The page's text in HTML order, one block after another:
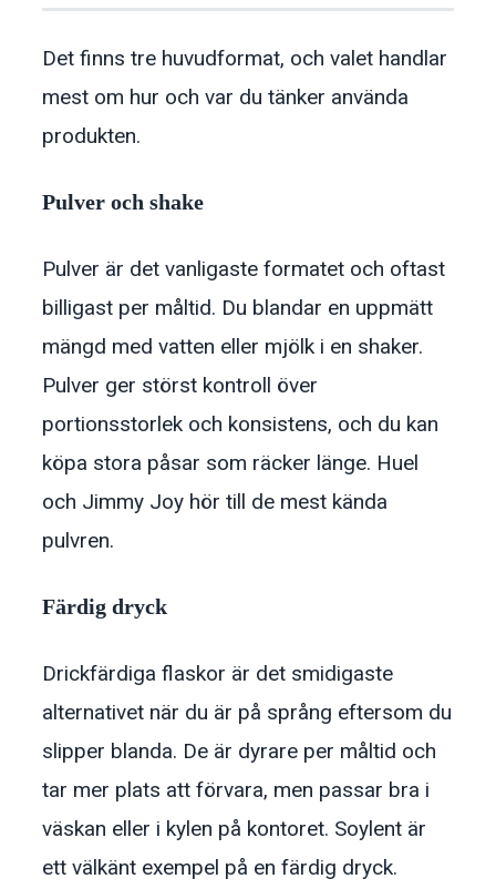
Det finns tre huvudformat, och valet handlar
mest om hur och var du tänker använda
produkten.
Pulver och shake
Pulver är det vanligaste formatet och oftast
billigast per måltid. Du blandar en uppmätt
mängd med vatten eller mjölk i en shaker.
Pulver ger störst kontroll över
portionsstorlek och konsistens, och du kan
köpa stora påsar som räcker länge. Huel
och Jimmy Joy hör till de mest kända
pulvren.
Färdig dryck
Drickfärdiga flaskor är det smidigaste
alternativet när du är på språng eftersom du
slipper blanda. De är dyrare per måltid och
tar mer plats att förvara, men passar bra i
väskan eller i kylen på kontoret. Soylent är
ett välkänt exempel på en färdig dryck.